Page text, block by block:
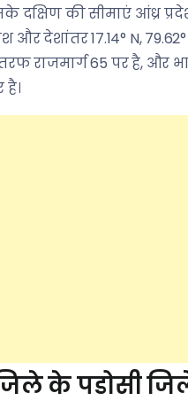
दक्षिण की सीमाएं आंध्र
और देशांतर 17.14° N,
राजमार्ग 65 पर है, और
है।
के पडोसी